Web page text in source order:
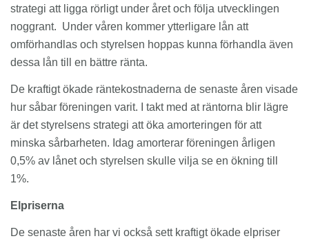
strategi att ligga rörligt under året och följa utvecklingen
noggrant. Under våren kommer ytterligare lån att
omförhandlas och styrelsen hoppas kunna förhandla även
dessa lån till en bättre ränta.
De kraftigt ökade räntekostnaderna de senaste åren visade
hur såbar föreningen varit. I takt med at räntorna blir lägre
är det styrelsens strategi att öka amorteringen för att
minska sårbarheten. Idag amorterar föreningen årligen
0,5% av lånet och styrelsen skulle vilja se en ökning till
1%.
Elpriserna
De senaste åren har vi också sett kraftigt ökade elpriser